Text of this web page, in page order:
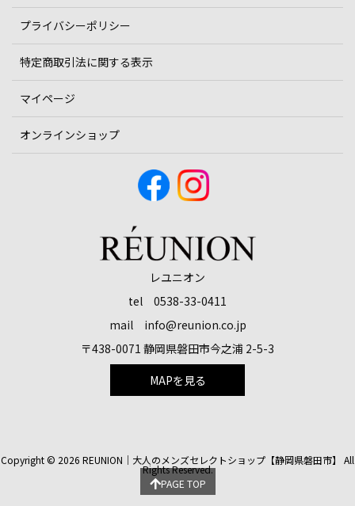
プライバシーポリシー
特定商取引法に関する表示
マイページ
オンラインショップ
レユニオン
tel 0538-33-0411
mail info@reunion.co.jp
〒438-0071 静岡県磐田市今之浦 2-5-3
MAPを見る
Copyright © 2026 REUNION｜大人のメンズセレクトショップ【静岡県磐田市】 All
Rights Reserved.
PAGE TOP